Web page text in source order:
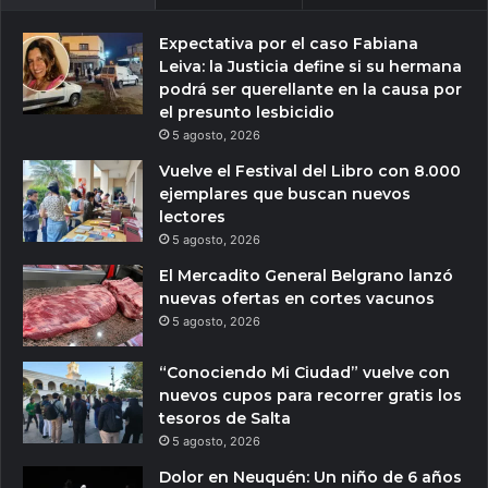
Expectativa por el caso Fabiana
Leiva: la Justicia define si su hermana
podrá ser querellante en la causa por
el presunto lesbicidio
5 agosto, 2026
Vuelve el Festival del Libro con 8.000
ejemplares que buscan nuevos
lectores
5 agosto, 2026
El Mercadito General Belgrano lanzó
nuevas ofertas en cortes vacunos
5 agosto, 2026
“Conociendo Mi Ciudad” vuelve con
nuevos cupos para recorrer gratis los
tesoros de Salta
5 agosto, 2026
Dolor en Neuquén: Un niño de 6 años